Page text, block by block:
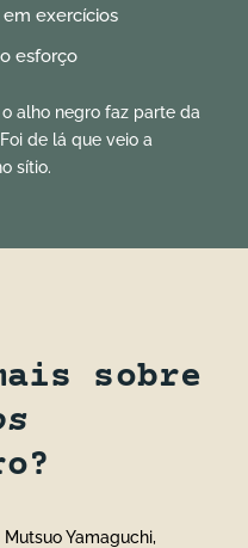
exercícios
esforço
o alho negro faz parte da
de lá que veio a
sítio.
sobre
Yamaguchi,